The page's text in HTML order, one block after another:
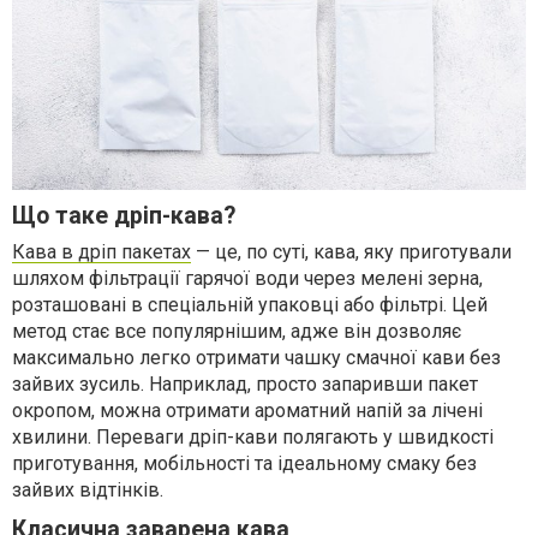
Що таке дріп-кава?
Кава в дріп пакетах — це, по суті, кава, яку приготували
шляхом фільтрації гарячої води через мелені зерна,
розташовані в спеціальній упаковці або фільтрі. Цей
метод стає все популярнішим, адже він дозволяє
максимально легко отримати чашку смачної кави без
зайвих зусиль. Наприклад, просто запаривши пакет
окропом, можна отримати ароматний напій за лічені
хвилини. Переваги дріп-кави полягають у швидкості
приготування, мобільності та ідеальному смаку без
зайвих відтінків.